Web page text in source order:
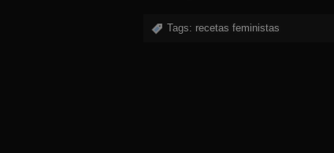
Tags: recetas feministas